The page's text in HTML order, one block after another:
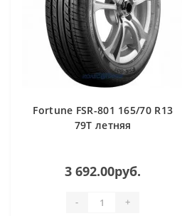
Fortune FSR-801 165/70 R13
79T летняя
3 692.00руб.
- +